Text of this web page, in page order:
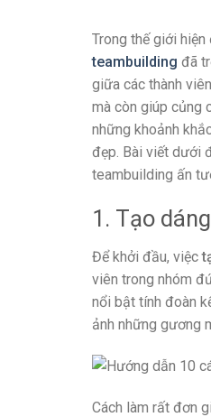
Trong thế giới
teambuilding đã
giữa các thành
mà còn giúp củng
những khoảnh
đẹp. Bài viết dưới
teambuilding ấn
1. Tạo
Để khởi đầu, việc
viên trong nhóm
nổi bật tính đoàn
ảnh những gương
Cách làm rất đơn